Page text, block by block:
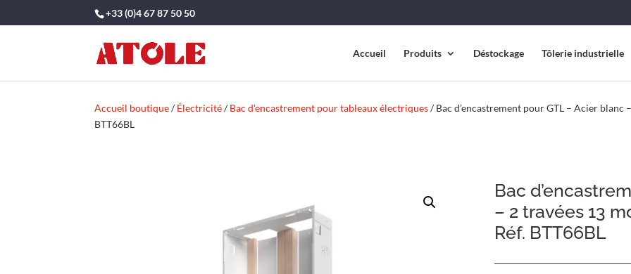
+33 (0)4 67 87 50 50
Accueil Produits Déstockage Tôlerie industrielle
Accueil boutique/Électricité/Bac d'encastrement pour tableaux électriques/ Bac d’encastrement pour GTL – Acier blanc
BTT66BL
Bac
– 2 travées 13
Réf. BTT66BL